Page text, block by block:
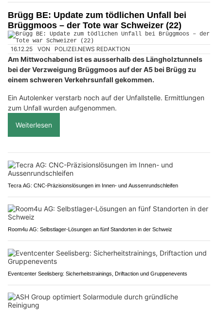
Brügg BE: Update zum tödlichen Unfall bei
Brüggmoos – der Tote war Schweizer (22)
16.12.25 VON POLIZEI.NEWS REDAKTION
Am Mittwochabend ist es ausserhalb des Längholztunnels
bei der Verzweigung Brüggmoos auf der A5 bei Brügg zu
einem schweren Verkehrsunfall gekommen.
Ein Autolenker verstarb noch auf der Unfallstelle. Ermittlungen
zum Unfall wurden aufgenommen.
Weiterlesen
Tecra AG: CNC-Präzisionslösungen im Innen- und Aussenrundschleifen
Room4u AG: Selbstlager-Lösungen an fünf Standorten in der Schweiz
Eventcenter Seelisberg: Sicherheitstrainings, Driftaction und Gruppenevents